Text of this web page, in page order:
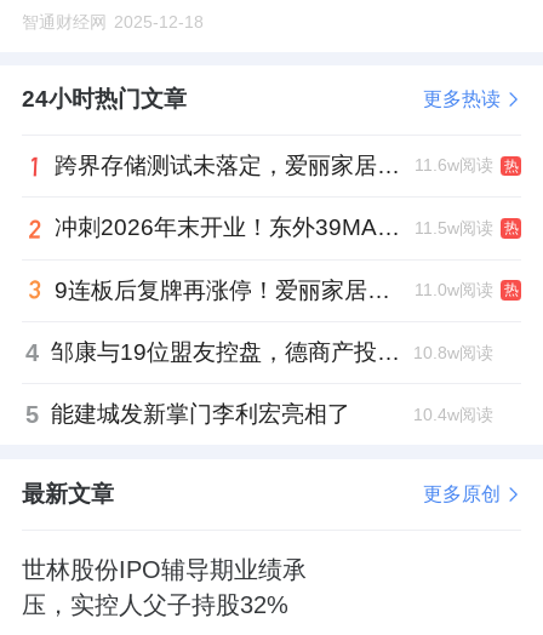
智通财经网 2025-12-18
24小时热门文章 更多热读
跨界存储测试未落定，爱丽家居复牌前自揭多重风险 11.6w阅读 热
冲刺2026年末开业！东外39MALL全球招商启幕，重构东直门商圈格局 11.5w阅读 热
9连板后复牌再涨停！爱丽家居市盈率318倍，跨界收购案尚未落地 11.0w阅读 热
4 邹康与19位盟友控盘，德商产投服务散户绝迹 10.8w阅读
5 能建城发新掌门李利宏亮相了 10.4w阅读
最新文章 更多原创
世林股份IPO辅导期业绩承
压，实控人父子持股32%